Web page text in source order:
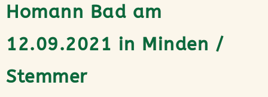
Homann Bad am
12.09.2021 in Minden /
Stemmer